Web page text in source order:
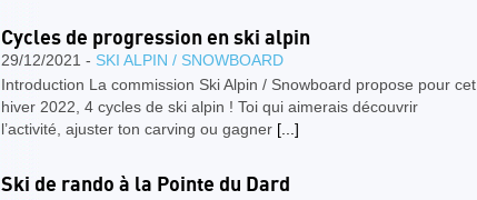
Cycles de progression en ski alpin
29/12/2021 - SKI ALPIN / SNOWBOARD
Introduction La commission Ski Alpin / Snowboard propose pour cet
hiver 2022, 4 cycles de ski alpin ! Toi qui aimerais découvrir
l’activité, ajuster ton carving ou gagner [...]
Ski de rando à la Pointe du Dard